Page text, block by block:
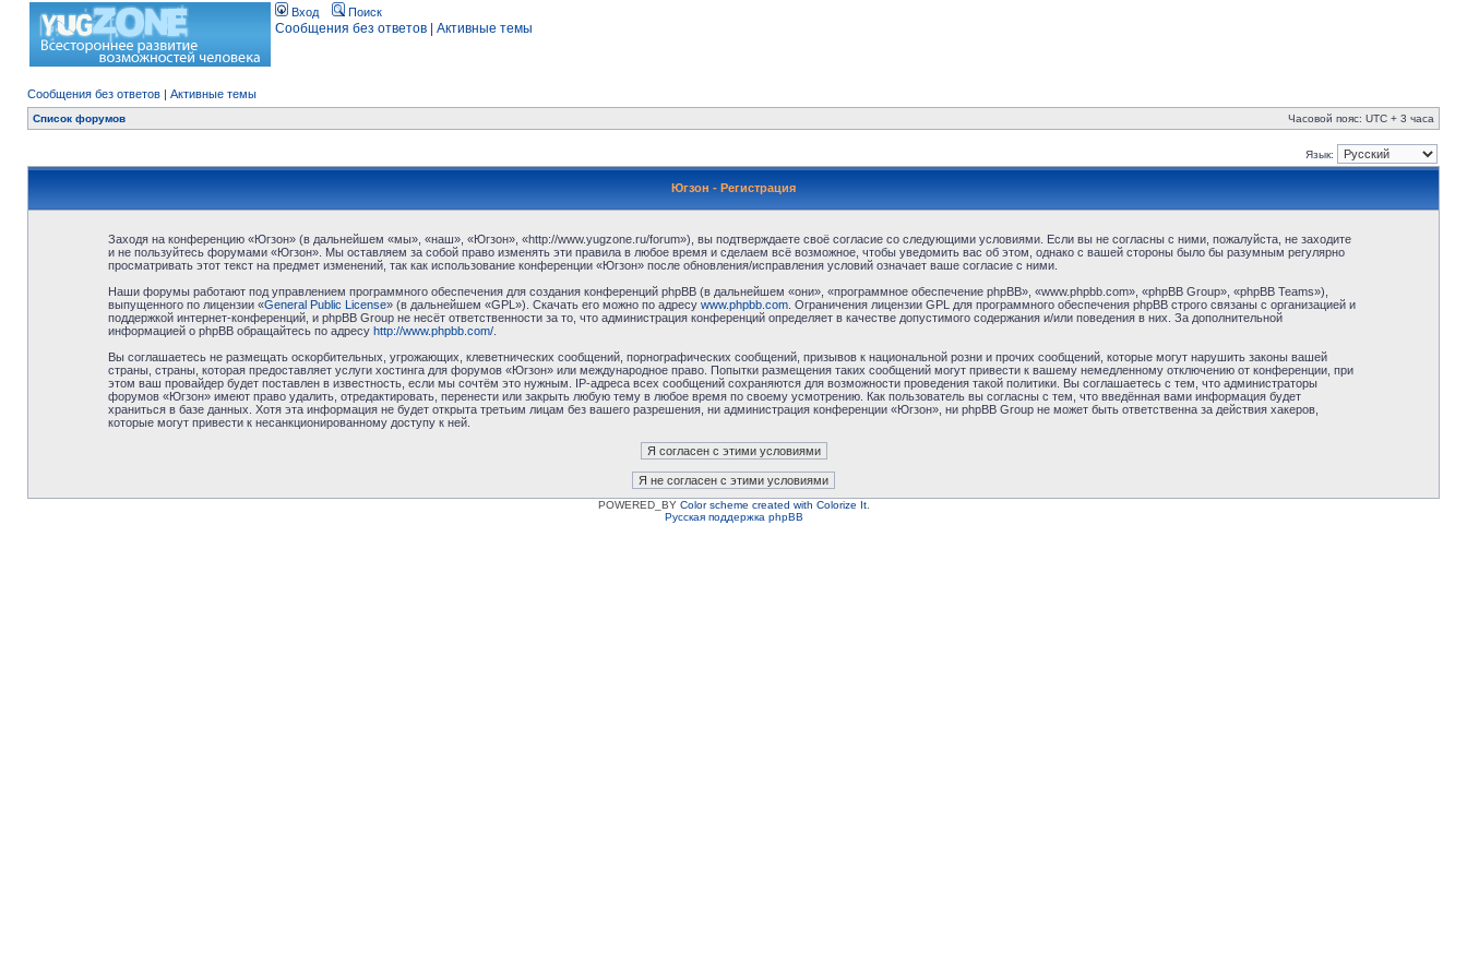
Вход Поиск
Сообщения без ответов Активные темы
Сообщения без ответов | Активные темы
Список форумов Часовой пояс: UTC + 3 часа
Язык:
Югзон - Регистрация
Заходя на конференцию «Югзон» (в дальнейшем «мы», «наш», «Югзон», «http://www.yugzone.ru/forum»), вы подтверждаете своё согласие со следующими условиями. Если вы не согласны с ними, пожалуйста, не заходите
и не пользуйтесь форумами «Югзон». Мы оставляем за собой право изменять эти правила в любое время и сделаем всё возможное, чтобы уведомить вас об этом, однако с вашей стороны было бы разумным регулярно
просматривать этот текст на предмет изменений, так как использование конференции «Югзон» после обновления/исправления условий означает ваше согласие с ними.
Наши форумы работают под управлением программного обеспечения для создания конференций phpBB (в дальнейшем «они», «программное обеспечение phpBB», «www.phpbb.com», «phpBB Group», «phpBB Teams»),
выпущенного по лицензии «General Public License» (в дальнейшем «GPL»). Скачать его можно по адресу www.phpbb.com. Ограничения лицензии GPL для программного обеспечения phpBB строго связаны с организацией и
поддержкой интернет-конференций, и phpBB Group не несёт ответственности за то, что администрация конференций определяет в качестве допустимого содержания и/или поведения в них. За дополнительной
информацией о phpBB обращайтесь по адресу http://www.phpbb.com/.
Вы соглашаетесь не размещать оскорбительных, угрожающих, клеветнических сообщений, порнографических сообщений, призывов к национальной розни и прочих сообщений, которые могут нарушить законы вашей
страны, страны, которая предоставляет услуги хостинга для форумов «Югзон» или международное право. Попытки размещения таких сообщений могут привести к вашему немедленному отключению от конференции, при
этом ваш провайдер будет поставлен в известность, если мы сочтём это нужным. IP-адреса всех сообщений сохраняются для возможности проведения такой политики. Вы соглашаетесь с тем, что администраторы
форумов «Югзон» имеют право удалить, отредактировать, перенести или закрыть любую тему в любое время по своему усмотрению. Как пользователь вы согласны с тем, что введённая вами информация будет
храниться в базе данных. Хотя эта информация не будет открыта третьим лицам без вашего разрешения, ни администрация конференции «Югзон», ни phpBB Group не может быть ответственна за действия хакеров,
которые могут привести к несанкционированному доступу к ней.
POWERED_BY Color scheme created with Colorize It.
Русская поддержка phpBB